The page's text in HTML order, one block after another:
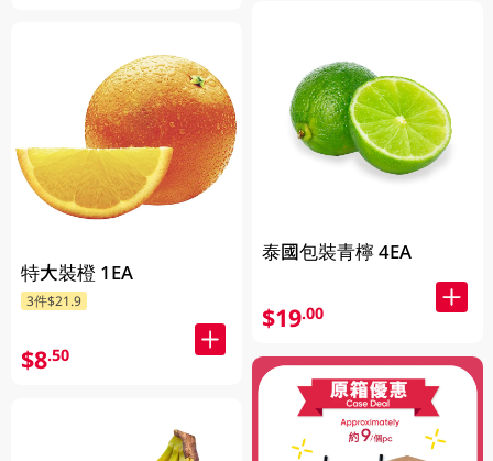
特大裝橙 1EA
3件$21.9
$8.50
泰國包裝青檸 4EA
$19.00